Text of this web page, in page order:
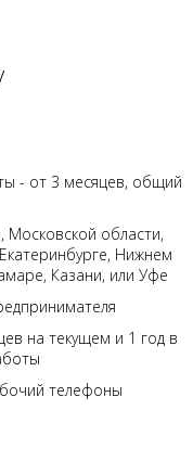
- от 3 месяцев, общий
области,
Нижнем
Казани, или Уфе
на текущем и 1 год в
телефоны